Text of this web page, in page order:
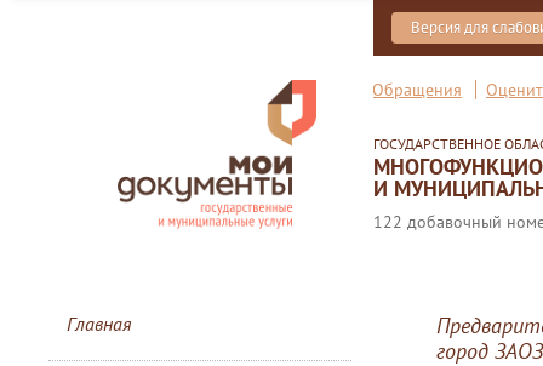
Версия для
Обращения
ГОСУДАРСТВЕННОЕ
И
122 добавочный
Главная
город